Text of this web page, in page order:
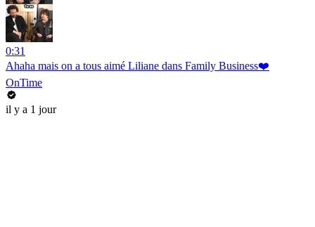
0:31
Ahaha mais on a tous aimé Liliane dans Family Business❤️
OnTime
il y a 1 jour